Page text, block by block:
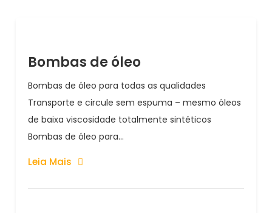
Bombas de óleo
Bombas de óleo para todas as qualidades
Transporte e circule sem espuma – mesmo óleos
de baixa viscosidade totalmente sintéticos
Bombas de óleo para...
Leia Mais